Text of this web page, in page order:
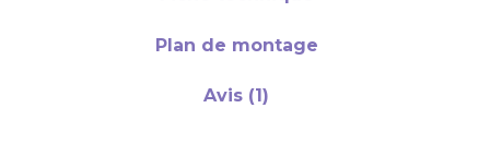
Plan de montage
Avis (1)